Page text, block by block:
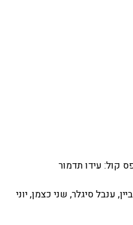
קול: עידו תדמור
ענבל סיגלר, שני כצמן, יוני